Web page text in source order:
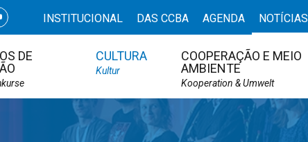
INSTITUCIONAL DAS CCBA AGENDA NOTÍCIAS
DE
CULTURA
Kultur
COOPERAÇÃO E MEIO
AMBIENTE
Kooperation & Umwelt